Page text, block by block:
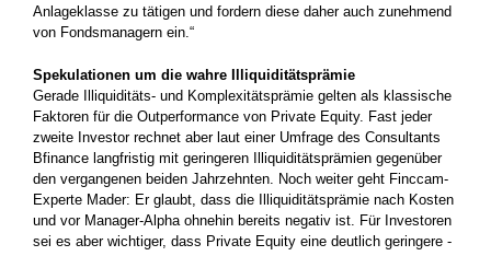
Anlageklasse zu tätigen und fordern diese daher auch zunehmend
von Fondsmanagern ein.“
Spekulationen um die wahre Illiquiditätsprämie
Gerade Illiquiditäts- und Komplexitätsprämie gelten als klassische
Faktoren für die Outperformance von Private Equity. Fast jeder
zweite Investor rechnet aber laut einer Umfrage des Consultants
Bfinance langfristig mit geringeren Illiquiditätsprämien gegenüber
den vergangenen beiden Jahrzehnten. Noch weiter geht Finccam-
Experte Mader: Er glaubt, dass die Illiquiditätsprämie nach Kosten
und vor Manager-Alpha ohnehin bereits negativ ist. Für Investoren
sei es aber wichtiger, dass Private Equity eine deutlich geringere ­